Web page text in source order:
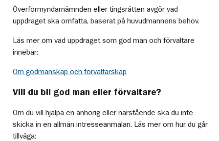
Överförmyndarnämnden eller tingsrätten avgör vad
uppdraget ska omfatta, baserat på huvudmannens behov.
Läs mer om vad uppdraget som god man och förvaltare
innebär:
Om godmanskap och förvaltarskap
Vill du bli god man eller förvaltare?
Om du vill hjälpa en anhörig eller närstående ska du inte
skicka in en allmän intresseanmälan. Läs mer om hur du går
tillväga: